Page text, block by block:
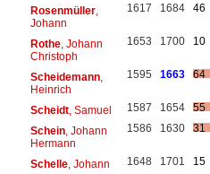
Rosenmüller,
Johann
1617 1684 46
Rothe, Johann
Christoph
1653 1700 10
Scheidemann,
Heinrich
1595 1663 64
Scheidt, Samuel 1587 1654
55
Schein, Johann
Hermann
1586 1630 31
Schelle, Johann 1648 1701
15